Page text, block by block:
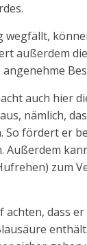
wegfällt,
außerdem
auch hier
nämlich,
fördert er
zum
dass